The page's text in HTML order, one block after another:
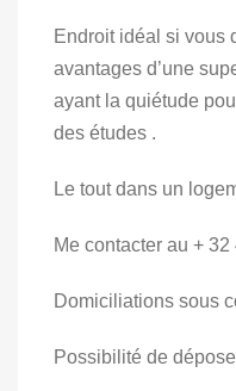
Endroit idéal si vous
avantages d’une
ayant la quiétude
des études .
Le tout dans un
Me contacter au +
Domiciliations sous
Possibilité de